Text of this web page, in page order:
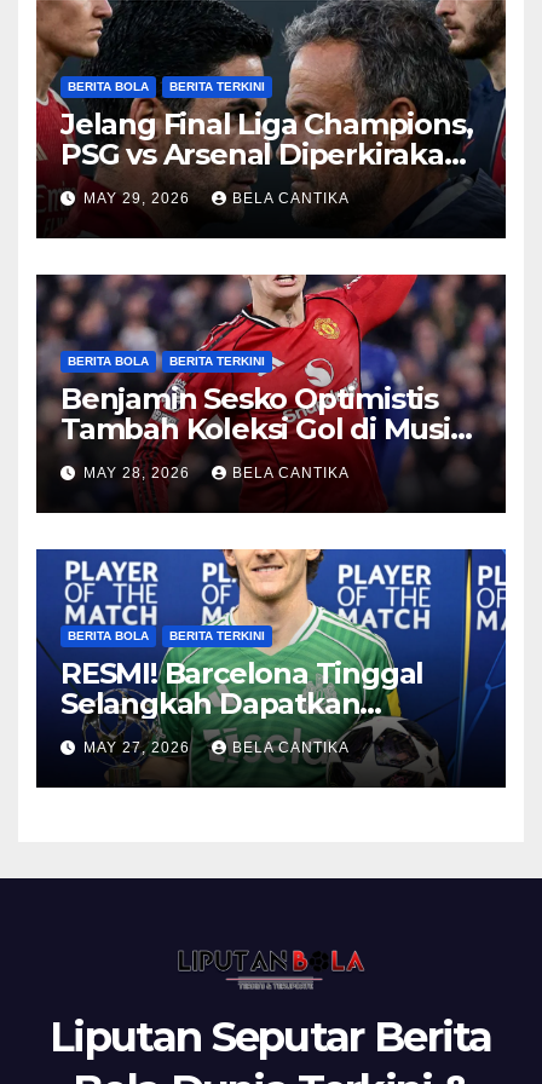
BERITA BOLA BERITA TERKINI
Jelang Final Liga Champions,
PSG vs Arsenal Diperkirakan
Sengit
MAY 29, 2026 BELA CANTIKA
BERITA BOLA BERITA TERKINI
Benjamin Sesko Optimistis
Tambah Koleksi Gol di Musim
2026/27
MAY 28, 2026 BELA CANTIKA
BERITA BOLA BERITA TERKINI
RESMI! Barcelona Tinggal
Selangkah Dapatkan
Anthony Gordon
MAY 27, 2026 BELA CANTIKA
Liputan Seputar Berita